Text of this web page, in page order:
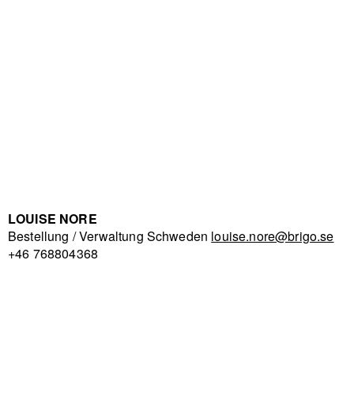
LOUISE NORE
Bestellung / Verwaltung Schweden louise.nore@brigo.se
+46 768804368